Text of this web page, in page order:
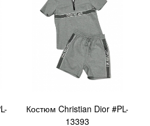
Костюм Christian Dior #PL-
13393